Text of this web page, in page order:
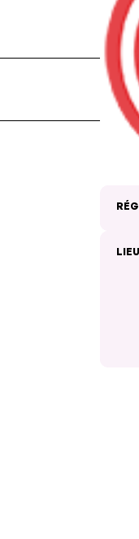
LIEU